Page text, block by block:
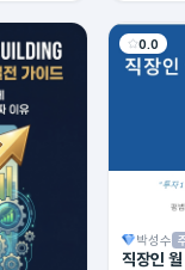
0.0
박성수
직장인